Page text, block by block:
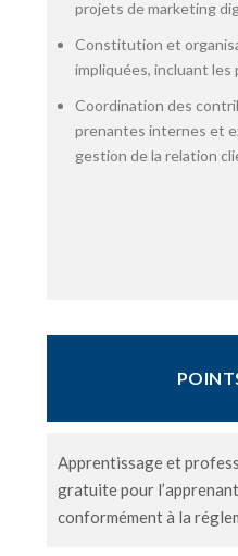
projets de marketing
Constitution et
impliquées, incluant
Coordination des
prenantes internes et
gestion de la relation
Apprentissage et
gratuite pour
conformément à la